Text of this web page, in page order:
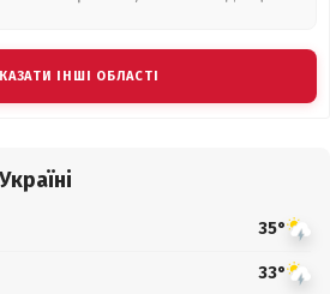
ІНШІ ОБЛАСТІ
35°
33°